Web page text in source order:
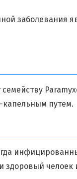
заболевания
капельным путем.
здоровый челоек